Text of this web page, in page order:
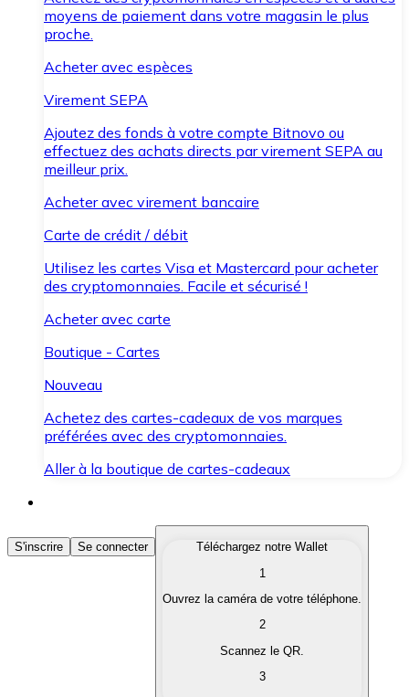
moyens de paiement dans votre magasin le plus
proche.
Acheter avec espèces
Virement SEPA
Ajoutez des fonds à votre compte Bitnovo ou
effectuez des achats directs par virement SEPA au
meilleur prix.
Acheter avec virement bancaire
Carte de crédit / débit
Utilisez les cartes Visa et Mastercard pour acheter
des cryptomonnaies. Facile et sécurisé !
Acheter avec carte
Boutique - Cartes
Nouveau
Achetez des cartes-cadeaux de vos marques
préférées avec des cryptomonnaies.
Aller à la boutique de cartes-cadeaux
Acheter des Cryptomonnaies
Achetez les cryptomonnaies qui vous intéressent
Convertissez vos cryptomonnaies en monnaie
S'inscrire Se connecter
Téléchargez notre Wallet
1
Ouvrez la caméra de votre téléphone.
2
Scannez le QR.
3